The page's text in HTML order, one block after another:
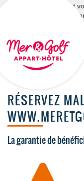
En poursuivant
RÉSERVEZ
La garantie de